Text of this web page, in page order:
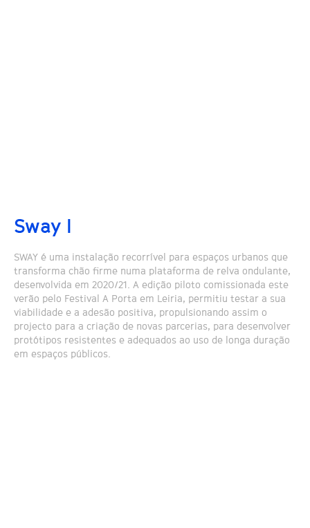
Sway I
SWAY é uma instalação recorrível para espaços urbanos que
transforma chão firme numa plataforma de relva ondulante,
desenvolvida em 2020/21. A edição piloto comissionada este
verão pelo Festival A Porta em Leiria, permitiu testar a sua
viabilidade e a adesão positiva, propulsionando assim o
projecto para a criação de novas parcerias, para desenvolver
protótipos resistentes e adequados ao uso de longa duração
em espaços públicos.